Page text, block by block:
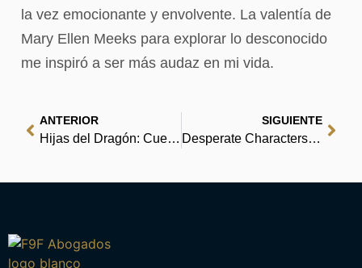
la vez emocionante y envolvente. La valentía de
Mary Ellen Meeks para explorar lo desconocido
me inspiró a ser más audaz en mi vida.
ANTERIOR
Hijas del Dragón: Cuerpo a cuerpo – PDF
SIGUIENTE
Desperate Characters: A Novel | PDF Book